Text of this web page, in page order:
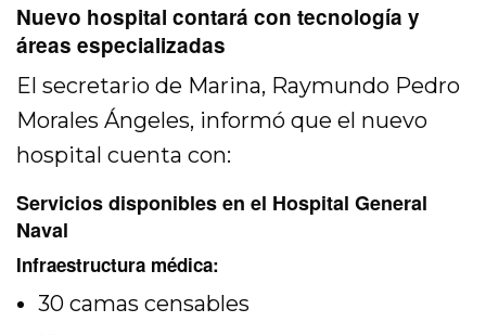
Nuevo hospital contará con tecnología y
áreas especializadas
El secretario de Marina, Raymundo Pedro
Morales Ángeles, informó que el nuevo
hospital cuenta con:
Servicios disponibles en el Hospital General
Naval
Infraestructura médica:
30 camas censables